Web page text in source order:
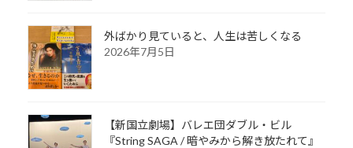
外ばかり見ていると、人生は苦しくなる
2026年7月5日
【新国立劇場】バレエ団ダブル・ビル
『String SAGA / 暗やみから解き放たれて』